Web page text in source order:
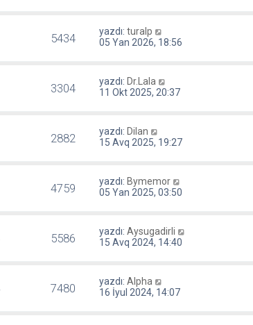
5434 yazdı:turalp
05 Yan 2026, 18:56
3304 yazdı: Dr.Lala
11 Okt 2025, 20:37
2882 yazdı: Dilan
15 Avq 2025, 19:27
4759 yazdı: Bymemor
05 Yan 2025, 03:50
5586 yazdı:Aysugadirli
15 Avq 2024, 14:40
7480 yazdı:Alpha
16 İyul 2024, 14:07